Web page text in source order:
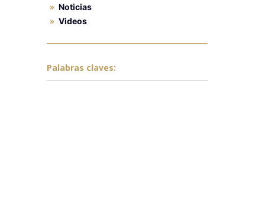
Noticias
Videos
Palabras claves: